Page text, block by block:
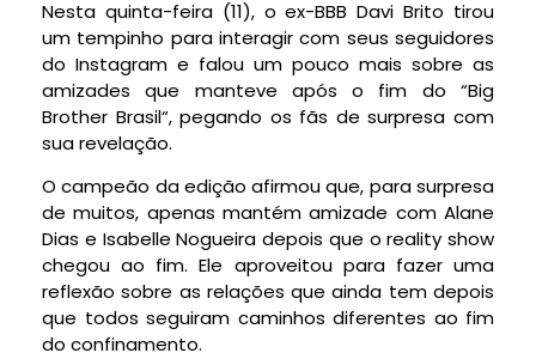
Nesta quinta-feira (11), o ex-BBB Davi Brito tirou
um tempinho para interagir com seus seguidores
do Instagram e falou um pouco mais sobre as
amizades que manteve após o fim do “Big
Brother Brasil“, pegando os fãs de surpresa com
sua revelação.
O campeão da edição afirmou que, para surpresa
de muitos, apenas mantém amizade com Alane
Dias e Isabelle Nogueira depois que o reality show
chegou ao fim. Ele aproveitou para fazer uma
reflexão sobre as relações que ainda tem depois
que todos seguiram caminhos diferentes ao fim
do confinamento.